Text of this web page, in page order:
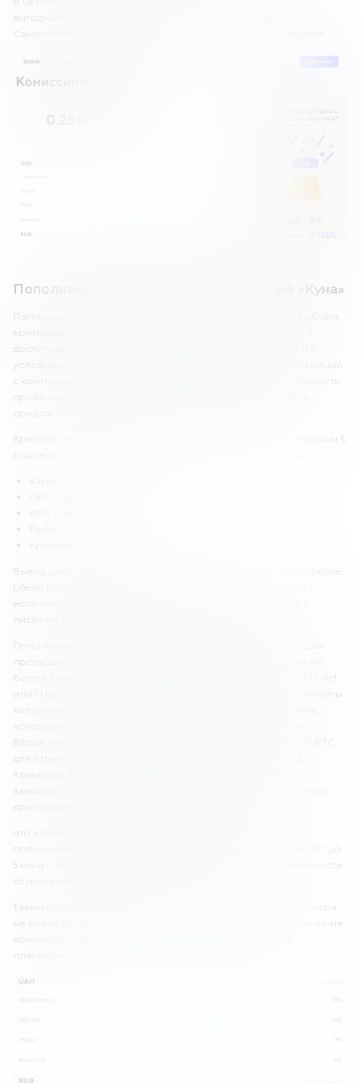
выгодные. Но недостатком является платный статус VIP.
Сэкономить на комиссиях другим способом тоже не выйдет.
Пополнение и вывод средств на бирже «Куна»
Пополнение счета и вывод средств – важный критерий выбора
криптовалютной биржи. Важно ознакомиться не только с
доступными вариантами для финансовых операций, но и с
условиями. В частности, при выборе платформы для операций
с криптовалютами нужно изучить размеры комиссий, скорость
проведения транзакций, лимиты на пополнение и вывод
средств и т.д.
Криптовалютная биржа Kuna предлагает клиентам из Украины 5
основных способов проведения финансовых операций.
Вывод денег также возможен на мобильные кошельки Vodafone,
Lifecell и Kyivstar. Пополнение и вывод средств возможны с
использованием всех криптовалют, которые находятся в
листинге криптовалютной биржи.
Пополнение счета осуществляется достаточно быстро. Для
проведения финансовой операции придется подождать не
более 5 минут. Лимиты на пополнение минимальные – от 1 UAH
или 1 USD (30 UAH) для фиатных валют. Для криптовалют лимиты
могут отличаться в зависимости от вида цифрового актива,
который ты используешь. Например, если ты работаешь с
Bitcoin, минимальная сумма пополнения составляет 0.001 BTC,
для Ethereum минимальный лимит составит 0.01 ETH и т.д.
Комиссии за пополнение варьируются от 0.5% до 2%, в
зависимости от платежного средства. При пополнении счета
криптовалютами комиссии не взимаются.
Что касается вывода средств, лимиты такие же, как и для
пополнения счета. Операции также проводятся быстро, от 1 до
5 минут. Размер комиссии составляет от 1% до 3%, в зависимости
от платежного сервиса.
Таким образом, пополнение счета и вывод средств у брокера
не очень выгодные. Комиссии за вывод небольшие, но наличие
комиссий за пополнение – это минус для украинской
платформы.